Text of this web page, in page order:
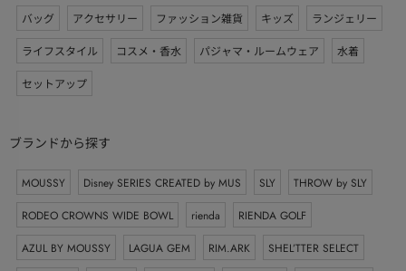
バッグ
アクセサリー ファッション雑貨 キッズ
ランジェリー
ライフスタイル
コスメ・香水 パジャマ・ルームウェア
水着
セットアップ
ブランドから探す
MOUSSY Disney SERIES CREATED by MUS SLY
THROW by SLY
RODEO CROWNS WIDE BOWL
rienda
RIENDA GOLF
AZUL BY MOUSSY
LAGUA GEM RIM.ARK
SHEL’TTER SELECT